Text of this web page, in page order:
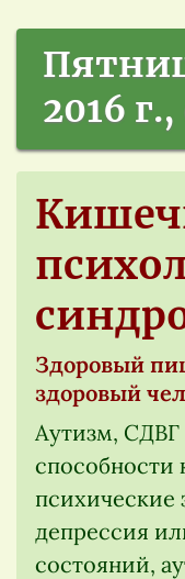
2016
Здоровый
здоровый
Аутизм,
способности
психические
депрессия
состояний,